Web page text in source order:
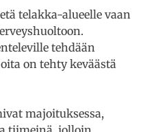
telakka-alueelle vaan
tehdään
on tehty keväästä
majoituksessa,